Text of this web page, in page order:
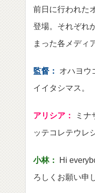
前日に行われた
登場。それぞれ
まった各メディ
監督：
オハヨウ
イイタシマス。
アリシア：
ミナ
ッテコレテウレ
小林：
Hi
ろしくお願い申